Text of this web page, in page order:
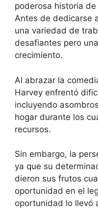
poderosa historia
Antes de dedicarse
una variedad de
desafiantes pero
crecimiento.
Al abrazar la
Harvey enfrentó
incluyendo
hogar durante los
recursos.
Sin embargo, la
ya que su
dieron sus frutos
oportunidad en el
oportunidad lo llevó